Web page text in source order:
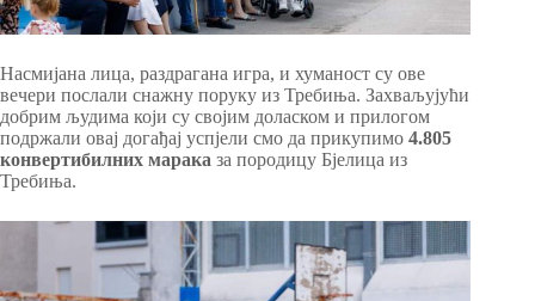
Насмијана лица, раздрагана игра, и хуманост су ове
вечери послали снажну поруку из Требиња. Захваљујући
добрим људима који су својим доласком и прилогом
подржали овај догађај успјели смо да прикупимо 4.805
конвертибилних марака за породицу Бјелица из
Требиња.